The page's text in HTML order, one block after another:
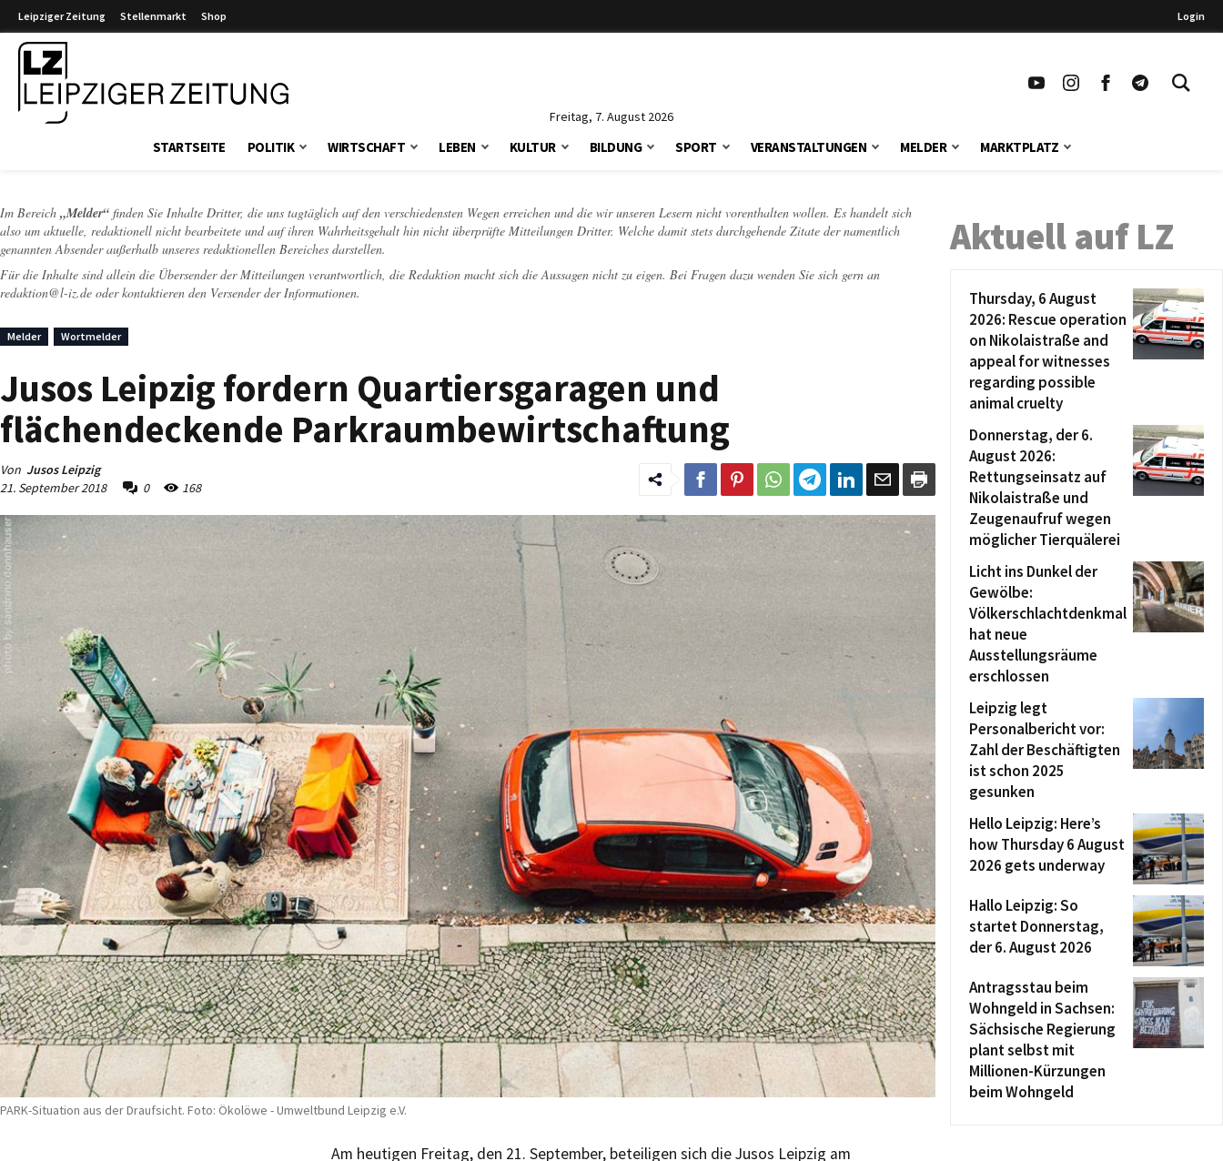
Leipziger Zeitung Stellenmarkt Shop Login
Freitag, 7. August 2026
STARTSEITE POLITIK WIRTSCHAFT LEBEN KULTUR BILDUNG SPORT VERANSTALTUNGEN MELDER MARKTPLATZ
Im Bereich „Melder“ finden Sie Inhalte Dritter, die uns tagtäglich auf den verschiedensten Wegen erreichen und die wir unseren Lesern nicht vorenthalten wollen. Es handelt sich
also um aktuelle, redaktionell nicht bearbeitete und auf ihren Wahrheitsgehalt hin nicht überprüfte Mitteilungen Dritter. Welche damit stets durchgehende Zitate der namentlich
genannten Absender außerhalb unseres redaktionellen Bereiches darstellen.
Für die Inhalte sind allein die Übersender der Mitteilungen verantwortlich, die Redaktion macht sich die Aussagen nicht zu eigen. Bei Fragen dazu wenden Sie sich gern an
redaktion@l-iz.de oder kontaktieren den Versender der Informationen.
Melder Wortmelder
Jusos Leipzig fordern Quartiersgaragen und
flächendeckende Parkraumbewirtschaftung
Von Jusos Leipzig
21. September 2018
0 168
PARK-Situation aus der Draufsicht. Foto: Ökolöwe - Umweltbund Leipzig e.V.
Am heutigen Freitag, den 21. September, beteiligen sich die Jusos Leipzig am
Aktuell auf LZ
Thursday, 6 August
2026: Rescue operation
on Nikolaistraße and
appeal for witnesses
regarding possible
animal cruelty
Donnerstag, der 6.
August 2026:
Rettungseinsatz auf
Nikolaistraße und
Zeugenaufruf wegen
möglicher Tierquälerei
Licht ins Dunkel der
Gewölbe:
Völkerschlachtdenkmal
hat neue
Ausstellungsräume
erschlossen
Leipzig legt
Personalbericht vor:
Zahl der Beschäftigten
ist schon 2025
gesunken
Hello Leipzig: Here’s
how Thursday 6 August
2026 gets underway
Hallo Leipzig: So
startet Donnerstag,
der 6. August 2026
Antragsstau beim
Wohngeld in Sachsen:
Sächsische Regierung
plant selbst mit
Millionen-Kürzungen
beim Wohngeld